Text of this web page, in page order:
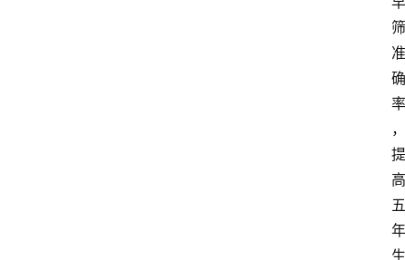
筛
准
确
率
，
提
高
五
年
生